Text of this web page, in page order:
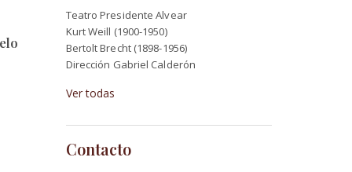
Teatro Presidente Alvear
Kurt Weill (1900-1950)
Bertolt Brecht (1898-1956)
Dirección Gabriel Calderón
Ver todas
Contacto